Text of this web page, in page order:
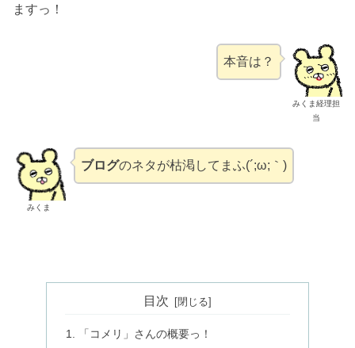
ますっ！
みくま経理担
当
本音は？
みくま
ブログのネタが枯渇してまふ(´;ω;｀)
目次
「コメリ」さんの概要っ！